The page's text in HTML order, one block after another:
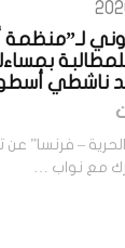
لـ”منظمة
ناشطي
– فرنسا”
مع نواب …